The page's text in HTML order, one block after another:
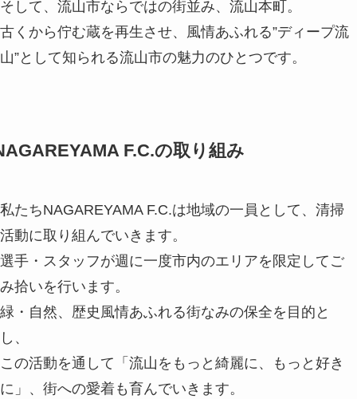
そして、流山市ならではの街並み、流山本町。
古くから佇む蔵を再生させ、風情あふれる”ディープ流
山”として知られる流山市の魅力のひとつです。
F.C.の取り組み
私たちNAGAREYAMA F.C.は地域の一員として、清掃
活動に取り組んでいきます。
選手・スタッフが週に一度市内のエリアを限定してご
み拾いを行います。
緑・自然、歴史風情あふれる街なみの保全を目的と
し、
この活動を通して「流山をもっと綺麗に、もっと好き
に」、街への愛着も育んでいきます。